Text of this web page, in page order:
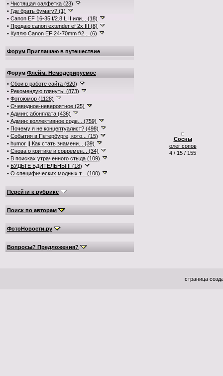
• Чистящая салфетка (23)
• Где брать бумагу? (1)
• Canon EF 16-35 f/2.8 L II или... (18)
• Продаю canon extender ef 2x III (8)
• Куплю Canon EF 24-70mm f/2... (6)
Форум Приглашаю в путешествие
Форум Флейм. Немодерируемое
• Сбои в работе сайта (620)
• Рекомендую глянуть! (873)
• Фотоюмор (1128)
• Очевидное-невероятное (25)
• Админ: абонплата (436)
• Админ: коллективное соде... (759)
• Почему я не концептуалист? (498)
• События в Петербурге, кото... (15)
• humor || Как стать знамени... (39)
• Снова о критике и современ... (34)
• В поисках утраченного стыда (109)
• БУДЬТЕ БДИТЕЛЬНЫ!!! (18)
• О специфических модных т... (100)
Перейти к рубрике
Поиск по авторам
ФотоНовости.ру
Вопросы? Предложения?
Сосны
олег сопов
4 / 15 / 155
страница